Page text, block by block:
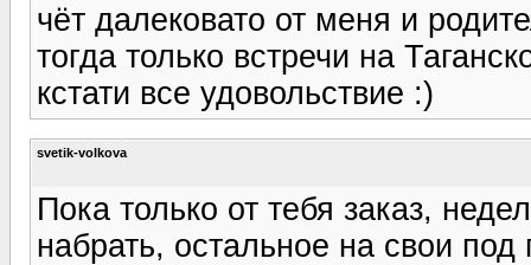
чёт далековато от меня и
тогда только встречи на
кстати все удовольствие :)
svetik-volkova
Пока только от тебя заказ,
набрать, остальное на свои под